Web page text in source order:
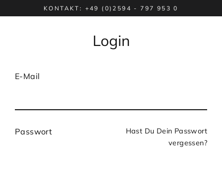
zum
KONTAKT: +49 (0)2594 - 797 953 0
Login
E-Mail
Passwort
Hast Du Dein Passwort
vergessen?